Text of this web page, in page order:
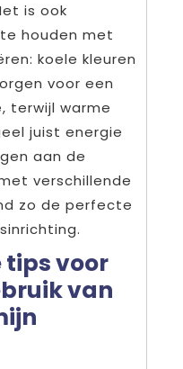
is ook
houden met
koele kleuren
voor een
terwijl warme
juist energie
aan de
verschillende
zo de perfecte
tips voor
van